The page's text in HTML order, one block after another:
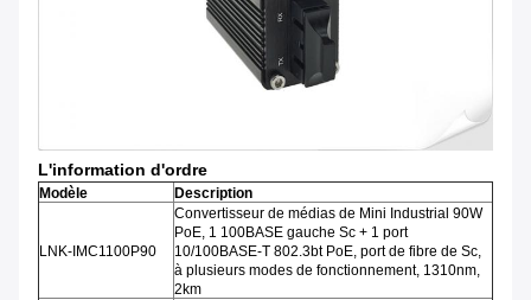
L'information d'ordre
Modèle Description
LNK-IMC1100P90
Convertisseur de médias de Mini Industrial 90W
PoE, 1 100BASE gauche Sc + 1 port
10/100BASE-T 802.3bt PoE, port de fibre de Sc,
à plusieurs modes de fonctionnement, 1310nm,
2km